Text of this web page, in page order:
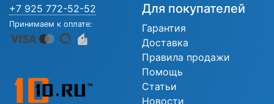
+7 925 772-52-52
Принимаем к оплате:
Для покупателей
Гарантия
Доставка
Правила продажи
Помощь
Статьи
Новости